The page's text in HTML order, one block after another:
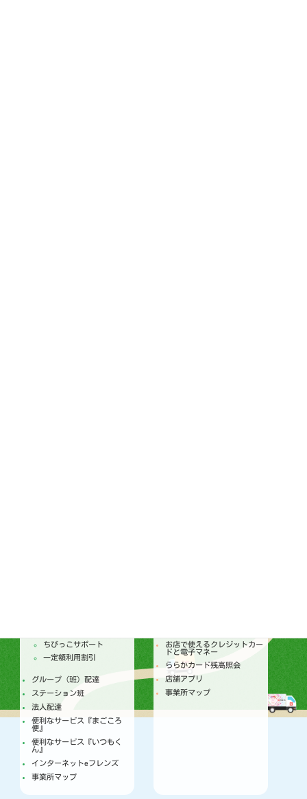
ちびっこサポート
一定額利用割引
グループ（班）配達
ステーション班
法人配達
便利なサービス『まごころ
便』
便利なサービス『いつもく
ん』
インターネットeフレンズ
事業所マップ
お店で使えるクレジットカー
ドと電子マネー
ららかカード残高照会
店舗アプリ
事業所マップ